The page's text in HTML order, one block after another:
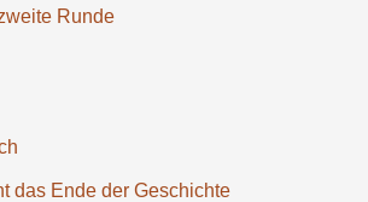
Runde
das Ende der Ge­schichte